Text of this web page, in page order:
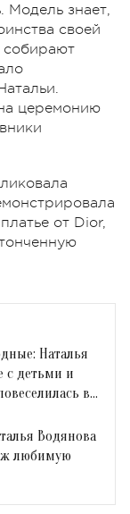
Модель знает,
своей
собирают
церемонию
от Dior,
Наталья
с детьми и
в
Водянова
любимую